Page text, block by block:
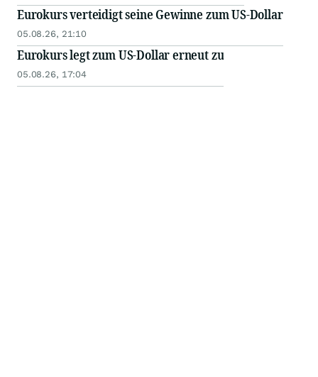
Eurokurs verteidigt seine Gewinne zum US-Dollar
05.08.26, 21:10
Eurokurs legt zum US-Dollar erneut zu
05.08.26, 17:04